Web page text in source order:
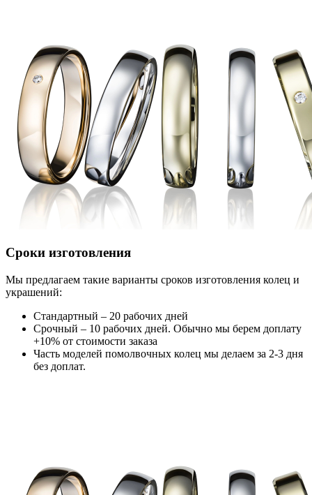
Сроки изготовления
Мы предлагаем такие варианты сроков изготовления колец и
украшений:
Стандартный – 20 рабочих дней
Срочный – 10 рабочих дней. Обычно мы берем доплату
+10% от стоимости заказа
Часть моделей помолвочных колец мы делаем за 2-3 дня
без доплат.